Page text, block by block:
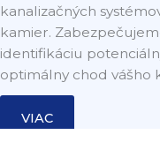
kanalizačných
kamier.
identifikáciu
optimálny chod vášho
VIAC